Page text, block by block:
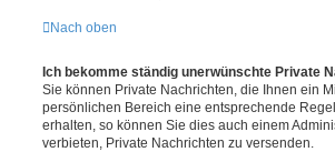
Nach oben
Ich bekomme ständig unerwünschte Private
Sie können Private Nachrichten, die Ihnen ein
persönlichen Bereich eine entsprechende
erhalten, so können Sie dies auch einem
verbieten, Private Nachrichten zu versenden.